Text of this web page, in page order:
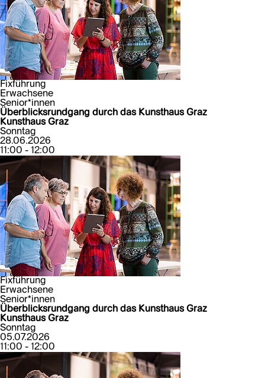
Fixführung
Erwachsene
Senior*innen
Überblicksrundgang durch das Kunsthaus Graz
Kunsthaus Graz
Sonntag
28.06.2026
11:00 - 12:00
Fixführung
Erwachsene
Senior*innen
Überblicksrundgang durch das Kunsthaus Graz
Kunsthaus Graz
Sonntag
05.07.2026
11:00 - 12:00